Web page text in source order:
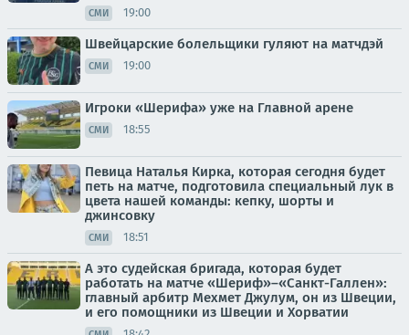
СМИ 19:00
Швейцарские болельщики гуляют на матчдэй
СМИ 19:00
Игроки «Шерифа» уже на Главной арене
СМИ 18:55
Певица Наталья Кирка, которая сегодня будет
петь на матче, подготовила специальный лук в
цвета нашей команды: кепку, шорты и
джинсовку
СМИ 18:51
А это судейская бригада, которая будет
работать на матче «Шериф»–«Санкт-Галлен»:
главный арбитр Мехмет Джулум, он из Швеции,
и его помощники из Швеции и Хорватии